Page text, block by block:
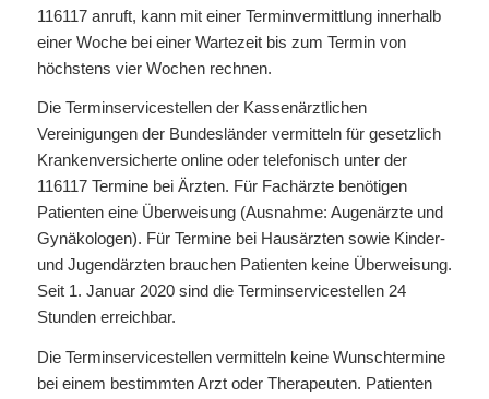
116117 anruft, kann mit einer Terminvermittlung innerhalb
einer Woche bei einer Wartezeit bis zum Termin von
höchstens vier Wochen rechnen.
Die Terminservicestellen der Kassenärztlichen
Vereinigungen der Bundesländer vermitteln für gesetzlich
Krankenversicherte online oder telefonisch unter der
116117 Termine bei Ärzten. Für Fachärzte benötigen
Patienten eine Überweisung (Ausnahme: Augenärzte und
Gynäkologen). Für Termine bei Hausärzten sowie Kinder-
und Jugendärzten brauchen Patienten keine Überweisung.
Seit 1. Januar 2020 sind die Terminservicestellen 24
Stunden erreichbar.
Die Terminservicestellen vermitteln keine Wunschtermine
bei einem bestimmten Arzt oder Therapeuten. Patienten